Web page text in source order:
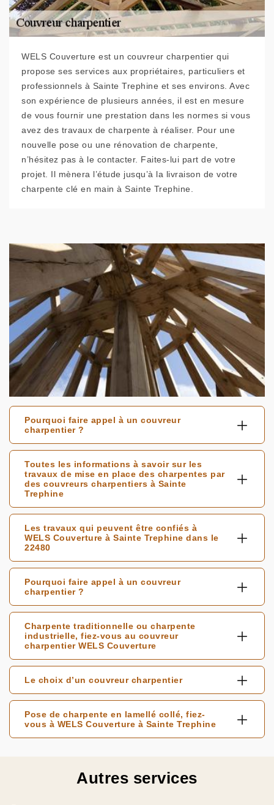
WELS Couverture est un couvreur charpentier qui
propose ses services aux propriétaires, particuliers et
professionnels à Sainte Trephine et ses environs. Avec
son expérience de plusieurs années, il est en mesure
de vous fournir une prestation dans les normes si vous
avez des travaux de charpente à réaliser. Pour une
nouvelle pose ou une rénovation de charpente,
n’hésitez pas à le contacter. Faites-lui part de votre
projet. Il mènera l’étude jusqu’à la livraison de votre
charpente clé en main à Sainte Trephine.
Pourquoi faire appel à un couvreur
charpentier ?
Toutes les informations à savoir sur les
travaux de mise en place des charpentes par
des couvreurs charpentiers à Sainte
Trephine
Les travaux qui peuvent être confiés à
WELS Couverture à Sainte Trephine dans le
22480
Pourquoi faire appel à un couvreur
charpentier ?
Charpente traditionnelle ou charpente
industrielle, fiez-vous au couvreur
charpentier WELS Couverture
Le choix d’un couvreur charpentier
Pose de charpente en lamellé collé, fiez-
vous à WELS Couverture à Sainte Trephine
Autres services